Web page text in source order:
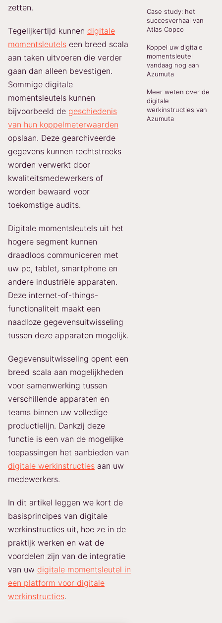
zetten.
Tegelijkertijd kunnen digitale
momentsleutels een breed scala
aan taken uitvoeren die verder
gaan dan alleen bevestigen.
Sommige digitale
momentsleutels kunnen
bijvoorbeeld de geschiedenis
van hun koppelmeterwaarden
opslaan. Deze gearchiveerde
gegevens kunnen rechtstreeks
worden verwerkt door
kwaliteitsmedewerkers of
worden bewaard voor
toekomstige audits.
Digitale momentsleutels uit het
hogere segment kunnen
draadloos communiceren met
uw pc, tablet, smartphone en
andere industriële apparaten.
Deze internet-of-things-
functionaliteit maakt een
naadloze gegevensuitwisseling
tussen deze apparaten mogelijk.
Gegevensuitwisseling opent een
breed scala aan mogelijkheden
voor samenwerking tussen
verschillende apparaten en
teams binnen uw volledige
productielijn. Dankzij deze
functie is een van de mogelijke
toepassingen het aanbieden van
digitale werkinstructies aan uw
medewerkers.
In dit artikel leggen we kort de
basisprincipes van digitale
werkinstructies uit, hoe ze in de
praktijk werken en wat de
voordelen zijn van de integratie
van uw digitale momentsleutel in
een platform voor digitale
werkinstructies.
Case study: het
succesverhaal van
Atlas Copco
Koppel uw digitale
momentsleutel
vandaag nog aan
Azumuta
Meer weten over de
digitale
werkinstructies van
Azumuta